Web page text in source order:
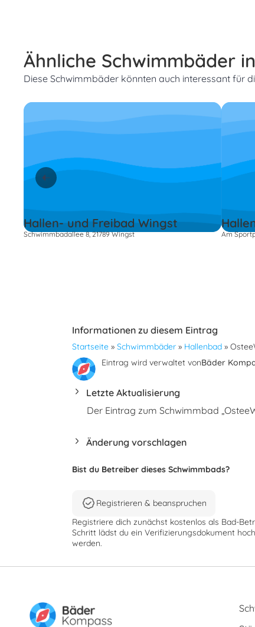
Ähnliche Schwimmbäder
Diese Schwimmbäder könnten auch interessant für
Hallen- und Freibad Wingst
Schwimmbadallee 8, 21789 Wingst Am
Informationen zu diesem Eintrag
Startseite » Schwimmbäder » Hallenbad »
Eintrag wird verwaltet vonBäder
Letzte Aktualisierung
Der Eintrag zum Schwimmbad
Änderung vorschlagen
Bist du Betreiber dieses Schwimmbads?
Registrieren & beanspruchen
Registriere dich zunächst kostenlos als Bad-
Schritt lädst du ein Verifizierungsdokument
werden.